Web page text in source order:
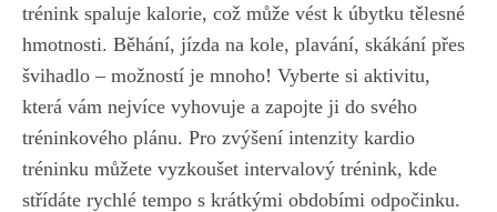
trénink spaluje kalorie, což může vést k úbytku​ tělesné
hmotnosti. Běhání, jízda na kole, plavání, skákání přes
švihadlo – možností je mnoho! Vyberte si aktivitu,
která vám ​nejvíce⁣ vyhovuje a zapojte ji do svého
tréninkového plánu. Pro zvýšení ⁢intenzity kardio
tréninku⁢ můžete‍ vyzkoušet intervalový trénink, ⁢kde
střídáte rychlé tempo s krátkými obdobími odpočinku.